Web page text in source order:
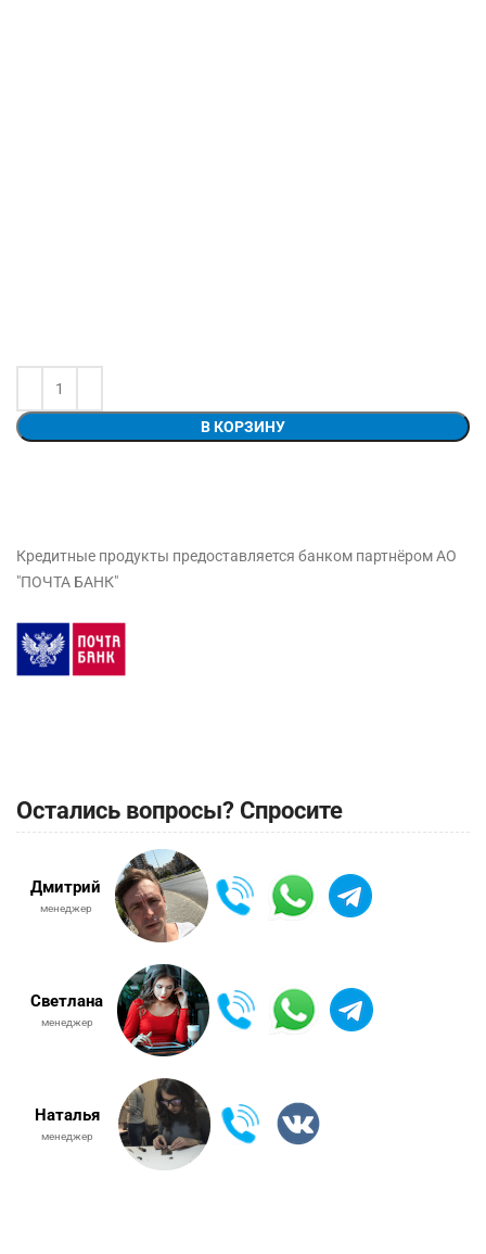
В КОРЗИНУ
Кредитные продукты предоставляется банком партнёром АО
"ПОЧТА БАНК"
Остались вопросы? Спросите
Дмитрий
менеджер
Светлана
менеджер
Наталья
менеджер